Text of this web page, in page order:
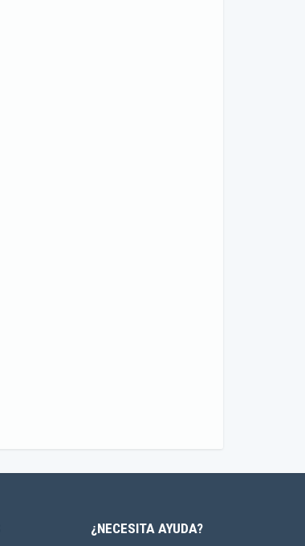
¿NECESITA AYUDA?